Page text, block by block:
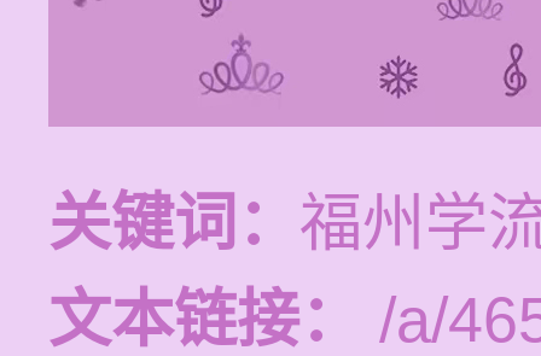
关键词： 福州学
文本链接：
/a/